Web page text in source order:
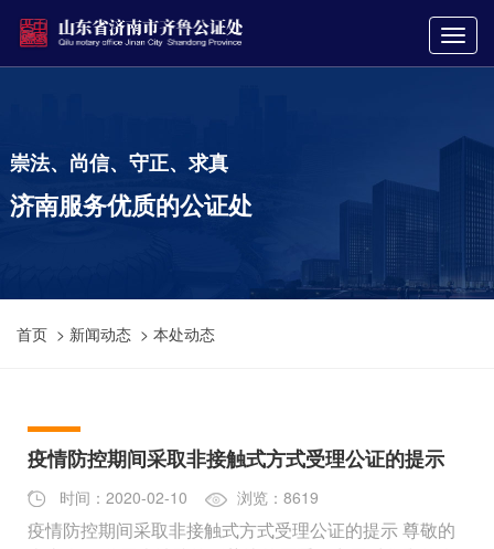
崇法、尚信、守正、求真
济南服务优质的公证处
首页 > 新闻动态 > 本处动态
疫情防控期间采取非接触式方式受理公证的提示
时间：2020-02-10 浏览：8619
疫情防控期间采取非接触式方式受理公证的提示 尊敬的